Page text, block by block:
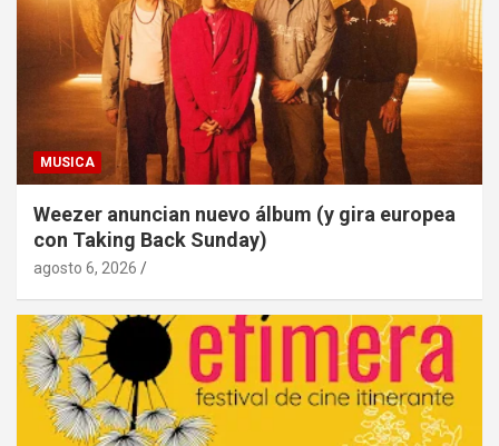
MUSICA
Weezer anuncian nuevo álbum (y gira europea
con Taking Back Sunday)
agosto 6, 2026